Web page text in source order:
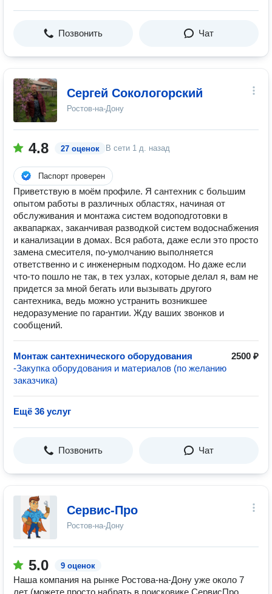
Позвонить Чат
Сергей Сокологорский
Ростов-на-Дону
4.8 27 оценок В сети 1 д. назад
Паспорт проверен
Приветствую в моём профиле. Я сантехник с большим
опытом работы в различных областях, начиная от
обслуживания и монтажа систем водоподготовки в
аквапарках, заканчивая разводкой систем водоснабжения
и канализации в домах. Вся работа, даже если это просто
замена смесителя, по-умолчанию выполняется
ответственно и с инженерным подходом. Но даже если
что-то пошло не так, в тех узлах, которые делал я, вам не
придется за мной бегать или вызывать другого
сантехника, ведь можно устранить возникшее
недоразумение по гарантии. Жду ваших звонков и
сообщений.
Монтаж сантехнического оборудования
2500 ₽
-Закупка оборудования и материалов (по желанию
заказчика)
Ещё 36 услуг
Позвонить Чат
Сервис-Про
Ростов-на-Дону
5.0 9 оценок
Наша компания на рынке Ростова-на-Дону уже около 7
лет (можете просто набрать в поисковике СервисПро